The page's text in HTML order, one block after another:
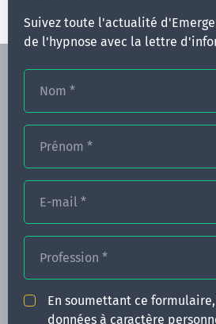
Suivez toute l'actualité
de l'hypnose avec la lettre
Nom *
Prénom *
E-mail *
Profession *
En soumettant ce
données à caractère
CONGRÈS
ACTUALITÉS
INFOS PRATIQUES